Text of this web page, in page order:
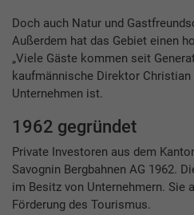
Doch auch Natur und
Außerdem hat das Gebiet einen
„Viele Gäste kommen seit
kaufmännische Direktor Christian
Unternehmen ist.
1962 gegründet
Private Investoren aus dem
Savognin Bergbahnen AG 1962.
im Besitz von Unternehmern. Sie
Förderung des Tourismus.